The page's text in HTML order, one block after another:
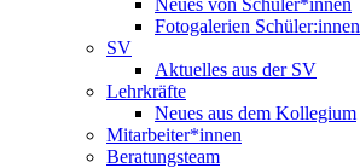
Fotogalerien Schüler:innen
SV
Aktuelles aus der SV
Lehrkräfte
Neues aus dem Kollegium
Mitarbeiter*innen
Beratungsteam